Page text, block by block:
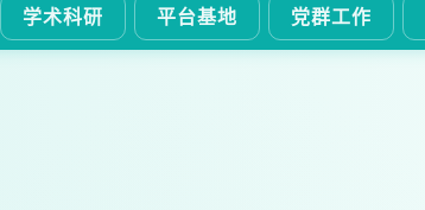
学术科研 平台基地 党群工作